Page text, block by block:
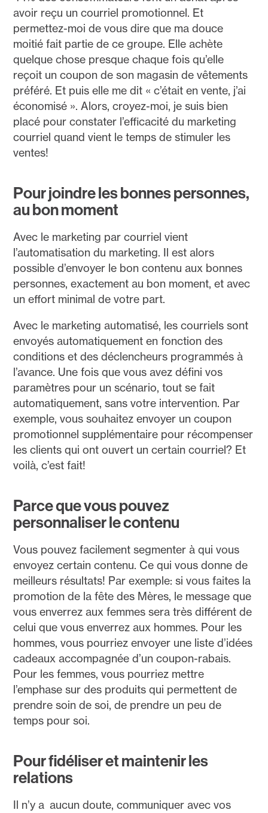
avoir reçu un courriel promotionnel. Et
permettez-moi de vous dire que ma douce
moitié fait partie de ce groupe. Elle achète
quelque chose presque chaque fois qu’elle
reçoit un coupon de son magasin de vêtements
préféré. Et puis elle me dit « c’était en vente, j’ai
économisé ». Alors, croyez-moi, je suis bien
placé pour constater l’efficacité du marketing
courriel quand vient le temps de stimuler les
ventes!
Pour joindre les bonnes personnes,
au bon moment
Avec le marketing par courriel vient
l’automatisation du marketing. Il est alors
possible d’envoyer le bon contenu aux bonnes
personnes, exactement au bon moment, et avec
un effort minimal de votre part.
Avec le marketing automatisé, les courriels sont
envoyés automatiquement en fonction des
conditions et des déclencheurs programmés à
l’avance. Une fois que vous avez défini vos
paramètres pour un scénario, tout se fait
automatiquement, sans votre intervention. Par
exemple, vous souhaitez envoyer un coupon
promotionnel supplémentaire pour récompenser
les clients qui ont ouvert un certain courriel? Et
voilà, c’est fait!
Parce que vous pouvez
personnaliser le contenu
Vous pouvez facilement segmenter à qui vous
envoyez certain contenu. Ce qui vous donne de
meilleurs résultats! Par exemple: si vous faites la
promotion de la fête des Mères, le message que
vous enverrez aux femmes sera très différent de
celui que vous enverrez aux hommes. Pour les
hommes, vous pourriez envoyer une liste d’idées
cadeaux accompagnée d’un coupon-rabais.
Pour les femmes, vous pourriez mettre
l’emphase sur des produits qui permettent de
prendre soin de soi, de prendre un peu de
temps pour soi.
Pour fidéliser et maintenir les
relations
Il n’y a aucun doute, communiquer avec vos